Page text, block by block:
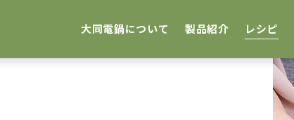
大同電鍋について 製品紹介 レシピ